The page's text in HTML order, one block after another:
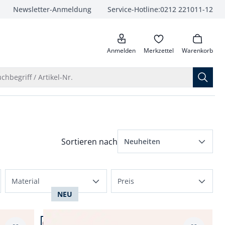
Newsletter-Anmeldung Service-Hotline:0212 221011-12
anrufen
Anmelden Merkzettel Warenkorb
/ Artikel-Nr.
Menü Sortierung: Neuheiten ausgewählt
Sortieren nach Neuheiten
Preis aufsteigend
Material
Lammfell
Preis
Artikel 3 von 14.
NEU